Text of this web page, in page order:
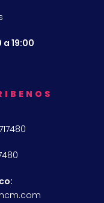
a 19:00